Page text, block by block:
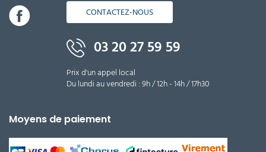
CONTACTEZ-NOUS
03 20 27 59 59
Prix d'un appel local
Du lundi au vendredi : 9h / 12h - 14h / 17h30
Moyens de paiement